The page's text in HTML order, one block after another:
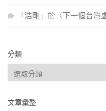
「 浩剛 」於〈下一個台灣
分類
分
類
文章彙整